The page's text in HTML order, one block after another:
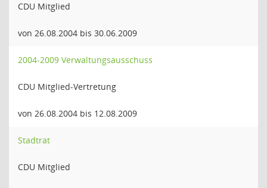
CDU Mitglied
von 26.08.2004 bis 30.06.2009
2004-2009 Verwaltungsausschuss
CDU Mitglied-Vertretung
von 26.08.2004 bis 12.08.2009
Stadtrat
CDU Mitglied